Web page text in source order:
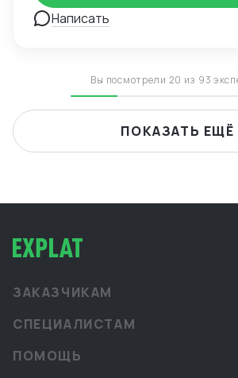
себестоимости и контроль
— Опыт поставок в условиях
удалённая работа, полная
Написать
Вы посмотрели 20 из 93
ПОКАЗАТЬ ЕЩЁ
ЗАКАЗЧИКАМ
СПЕЦИАЛИСТАМ
ПОМОЩЬ